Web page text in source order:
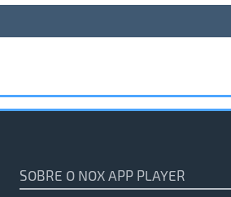
SOBRE O NOX APP PLAYER